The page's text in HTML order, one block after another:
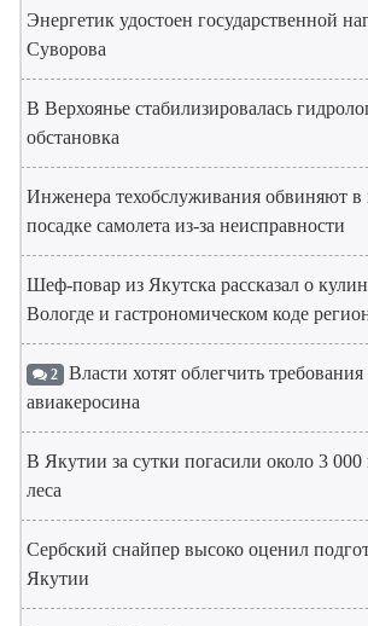
Энергетик удостоен государственной
Суворова
В Верхоянье стабилизировалась
обстановка
Инженера техобслуживания обвиняют
посадке самолета из-за неисправности
Шеф-повар из Якутска рассказал о
Вологде и гастрономическом коде
2 Власти хотят облегчить требования
авиакеросина
В Якутии за сутки погасили около 3 000
леса
Сербский снайпер высоко оценил
Якутии